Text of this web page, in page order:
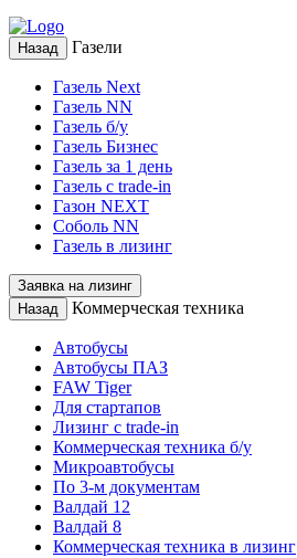
Назад Газели
Газель Next
Газель NN
Газель б/у
Газель Бизнес
Газель за 1 день
Газель с trade-in
Газон NEXT
Соболь NN
Газель в лизинг
Заявка на лизинг
Назад
Коммерческая техника
Автобусы
Автобусы ПАЗ
FAW Tiger
Для стартапов
Лизинг с trade-in
Коммерческая техника б/у
Микроавтобусы
По 3-м документам
Валдай 12
Валдай 8
Коммерческая техника в лизинг